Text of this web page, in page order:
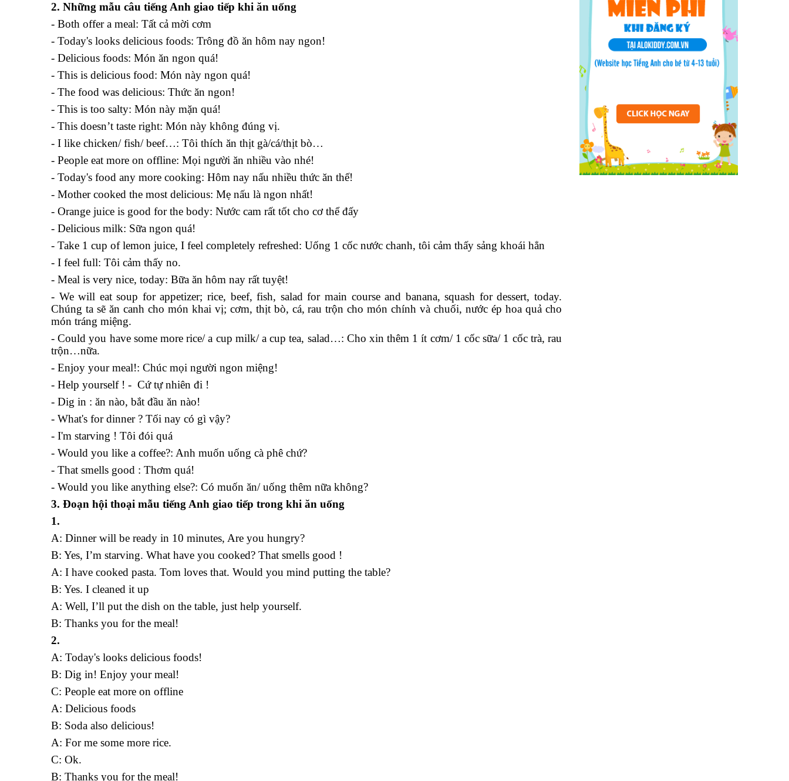
2. Những mẫu câu tiếng Anh giao tiếp khi ăn uống
- Both offer a meal: Tất cả mời cơm
- Today's looks delicious foods: Trông đồ ăn hôm nay ngon!
- Delicious foods: Món ăn ngon quá!
- This is delicious food: Món này ngon quá!
- The food was delicious: Thức ăn ngon!
- This is too salty: Món này mặn quá!
- This doesn’t taste right: Món này không đúng vị.
- I like chicken/ fish/ beef…: Tôi thích ăn thịt gà/cá/thịt bò…
- People eat more on offline: Mọi người ăn nhiều vào nhé!
- Today's food any more cooking: Hôm nay nấu nhiều thức ăn thế!
- Mother cooked the most delicious: Mẹ nấu là ngon nhất!
- Orange juice is good for the body: Nước cam rất tốt cho cơ thể đấy
- Delicious milk: Sữa ngon quá!
- Take 1 cup of lemon juice, I feel completely refreshed: Uống 1 cốc nước chanh, tôi cảm thấy sảng khoái hẳn
- I feel full: Tôi cảm thấy no.
- Meal is very nice, today: Bữa ăn hôm nay rất tuyệt!
- We will eat soup for appetizer; rice, beef, fish, salad for main course and banana, squash for dessert, today.
Chúng ta sẽ ăn canh cho món khai vị; cơm, thịt bò, cá, rau trộn cho món chính và chuối, nước ép hoa quả cho
món tráng miệng.
- Could you have some more rice/ a cup milk/ a cup tea, salad…: Cho xin thêm 1 ít cơm/ 1 cốc sữa/ 1 cốc trà, rau
trộn…nữa.
- Enjoy your meal!: Chúc mọi người ngon miệng!
- Help yourself ! - Cứ tự nhiên đi !
- Dig in : ăn nào, bắt đầu ăn nào!
- What's for dinner ? Tối nay có gì vậy?
- I'm starving ! Tôi đói quá
- Would you like a coffee?: Anh muốn uống cà phê chứ?
- That smells good : Thơm quá!
- Would you like anything else?: Có muốn ăn/ uống thêm nữa không?
3. Đoạn hội thoại mẫu tiếng Anh giao tiếp trong khi ăn uống
1.
A: Dinner will be ready in 10 minutes, Are you hungry?
B: Yes, I’m starving. What have you cooked? That smells good !
A: I have cooked pasta. Tom loves that. Would you mind putting the table?
B: Yes. I cleaned it up
A: Well, I’ll put the dish on the table, just help yourself.
B: Thanks you for the meal!
2.
A: Today's looks delicious foods!
B: Dig in! Enjoy your meal!
C: People eat more on offline
A: Delicious foods
B: Soda also delicious!
A: For me some more rice.
C: Ok.
B: Thanks you for the meal!